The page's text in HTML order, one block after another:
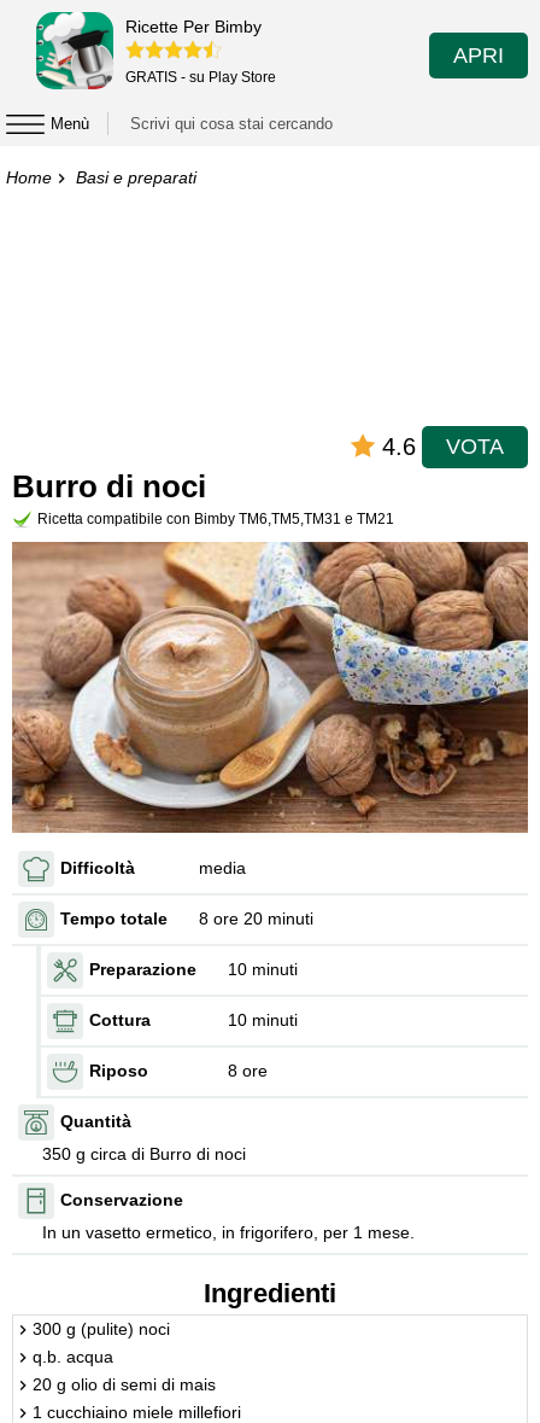
Ricette Per Bimby
GRATIS - su Play Store
APRI
Menù
Home Basi e preparati
4.6 VOTA
Burro di noci
Ricetta compatibile con Bimby TM6,TM5,TM31 e TM21
Difficoltà media
Tempo totale 8 ore 20 minuti
Preparazione 10 minuti
Cottura 10 minuti
Riposo 8 ore
Quantità
350 g circa di Burro di noci
Conservazione
In un vasetto ermetico, in frigorifero, per 1 mese.
Ingredienti
300 g (pulite) noci
q.b. acqua
20 g olio di semi di mais
1 cucchiaino miele millefiori